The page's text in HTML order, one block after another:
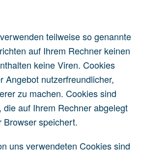
teilweise so genannte
auf Ihrem Rechner keinen
keine Viren. Cookies
Angebot nutzerfreundlicher,
zu machen. Cookies sind
die auf Ihrem Rechner abgelegt
Browser speichert.
uns verwendeten Cookies sind